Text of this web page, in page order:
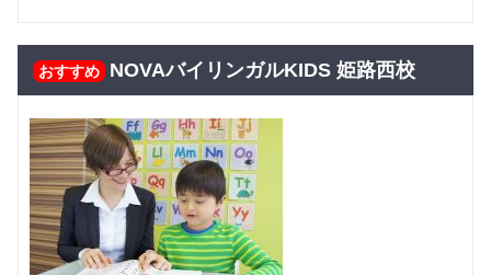
7,480 円(税込) / 月
回数：4 / 1セッション40分
Class5 小学生
グループレッスン
8,000円(税込) / 月
回数：4 / 1セッション40分
Class4 小学
生
グループレッスン
8,500円(税込) / 月
おすすめ NOVAバイリンガルKIDS 姫路西校